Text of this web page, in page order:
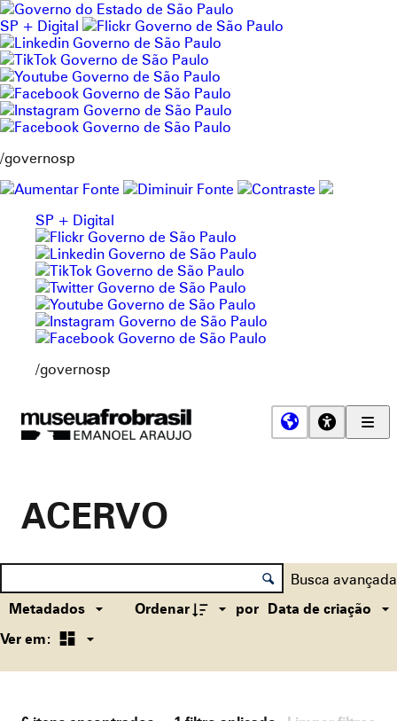
Pular
para
o
conteúdo
SP + Digital
/governosp
SP + Digital
/governosp
ACERVO
Controle de ordenação e visualização Busca avançada
Metadados Ordenar por Data de criação
Ver em: